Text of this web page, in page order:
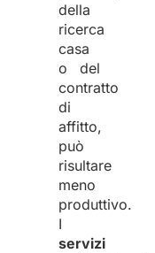
della
ricerca
casa
o del
contratto
di
affitto,
può
risultare
meno
produttivo.
I
servizi